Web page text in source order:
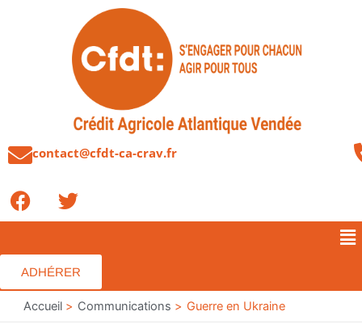
contact@cfdt-ca-crav.fr
F
a
e
b
o
o
T
w
t
t
e
r
ADHÉRER
Accueil Communications Guerre en Ukraine